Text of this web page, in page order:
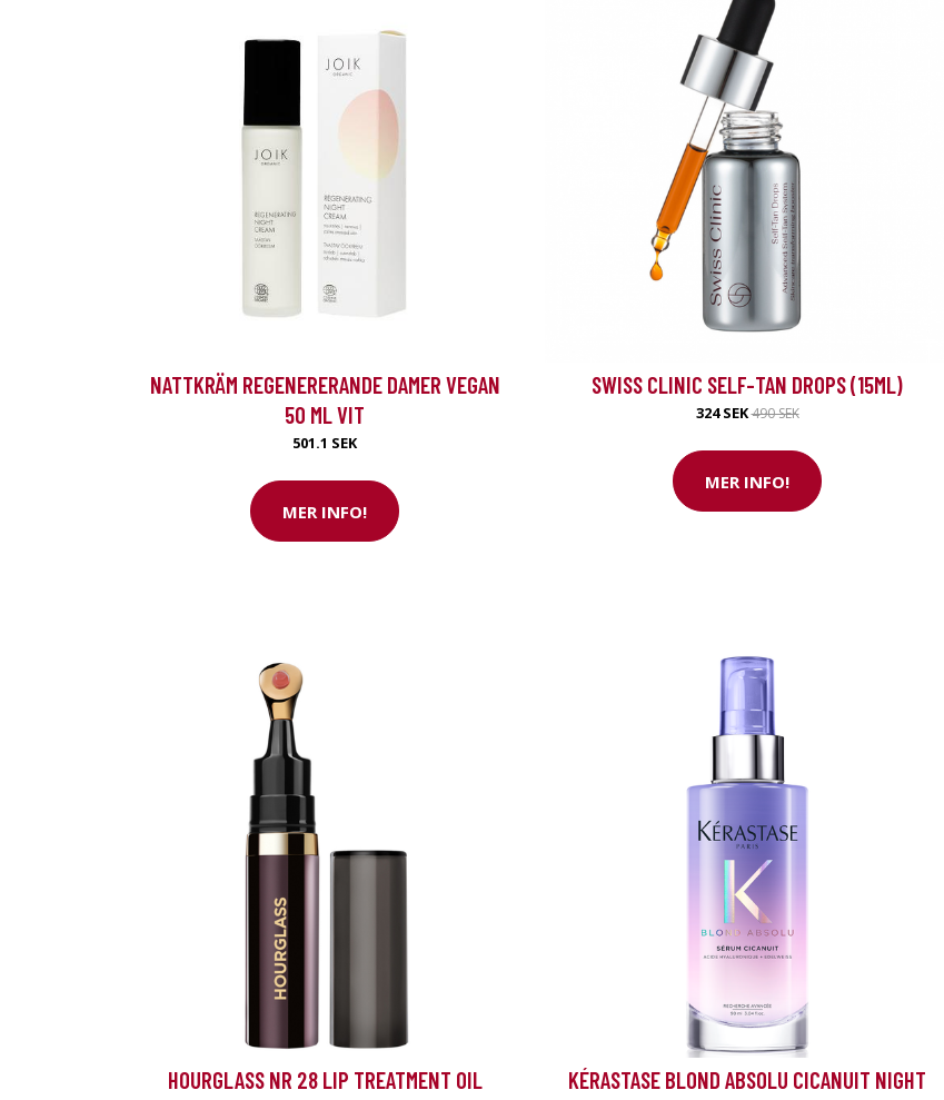
NATTKRÄM REGENERERANDE DAMER VEGAN
50 ML VIT
501.1 SEK
MER INFO!
SWISS CLINIC SELF-TAN DROPS (15ML)
324 SEK490 SEK
MER INFO!
HOURGLASS NR 28 LIP TREATMENT OIL
KÉRASTASE BLOND ABSOLU CICANUIT NIGHT